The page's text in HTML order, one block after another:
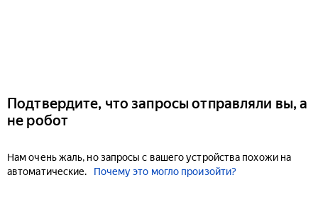
Подтвердите, что запросы отправляли вы, а
не робот
Нам очень жаль, но запросы с вашего устройства похожи на
автоматические.
Почему это могло произойти?